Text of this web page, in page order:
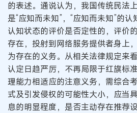
的表述。通说认为，我国传统民法
是“应知而未知”，“应知而未知”的
认知状态的评价是否定性的，评价
存在，投射到网络服务提供者身上
为存在的义务。从相关法律规定来
认定日趋严厉，不再局限于红旗标
理能力相适应的注意义务，需综合
式及引发侵权的可能性大小，应当
息的明显程度，是否主动存在推荐